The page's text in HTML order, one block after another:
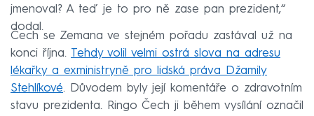
jmenoval? A teď je to pro ně zase pan prezident,“
dodal.
Čech se Zemana ve stejném pořadu zastával už na
konci října. Tehdy volil velmi ostrá slova na adresu
lékařky a exministryně pro lidská práva Džamily
Stehlíkové. Důvodem byly její komentáře o zdravotním
stavu prezidenta. Ringo Čech ji během vysílání označil